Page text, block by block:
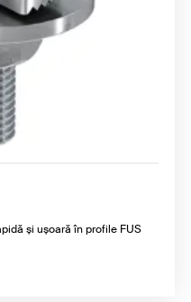
și ușoară în profile FUS